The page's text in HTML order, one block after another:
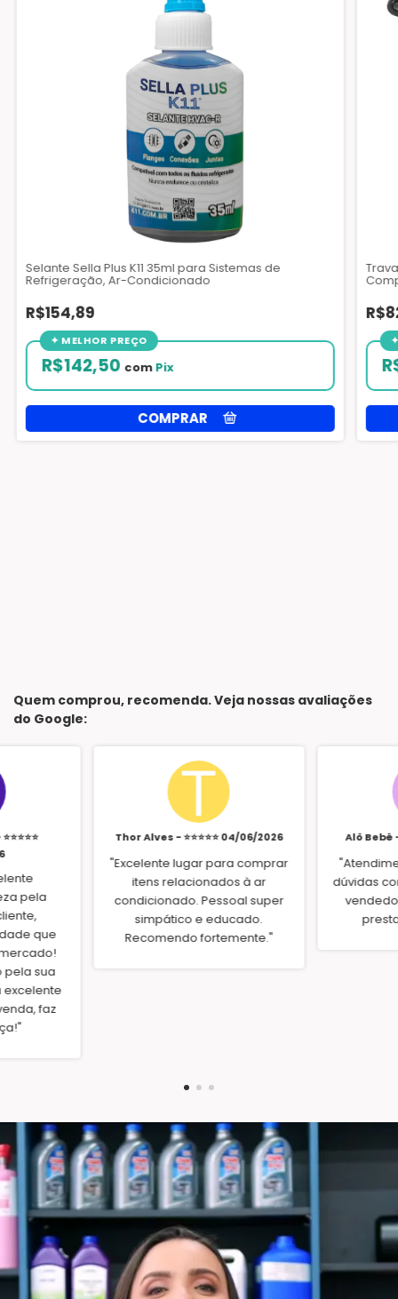
Selante Sella Plus K11 35ml para Sistemas de
Refrigeração, Ar-Condicionado
R$154,89
R$142,50 comPix
Quem comprou, recomenda. Veja nossas avaliações
do Google:
pela
que
pela sua
faz
Thor Alves - ⭐⭐⭐⭐⭐ 04/06/2026
"Excelente lugar para comprar
itens relacionados à ar
condicionado. Pessoal super
simpático e educado.
Recomendo fortemente."
Alô Bebê -
dúvidas